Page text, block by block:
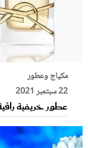
مكياج وعطور
22 سبتمبر 2021
عطور خريفية